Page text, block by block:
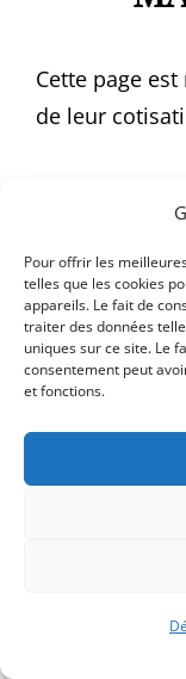
Pour offrir les
telles que les cookies
appareils. Le fait de
traiter des données
uniques sur ce site. Le
consentement peut
et fonctions.
Cette page
de leur
Signify-